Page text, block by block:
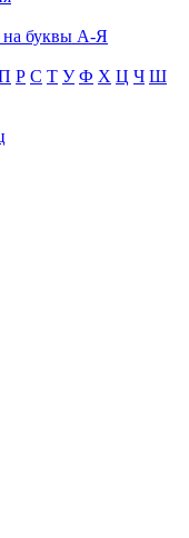
на буквы А-Я
Р С Т У Ф Х Ц Ч Ш